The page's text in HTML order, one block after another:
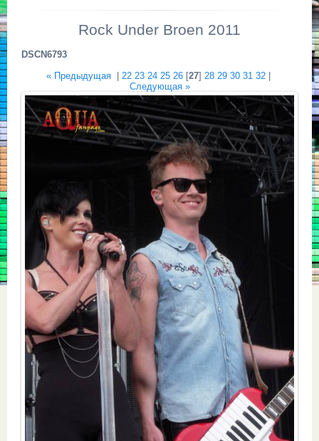
Rock Under Broen 2011
DSCN6793
« Предыдущая| 22 23 24 25 26[27] 28 29 30 31 32|
Следующая »